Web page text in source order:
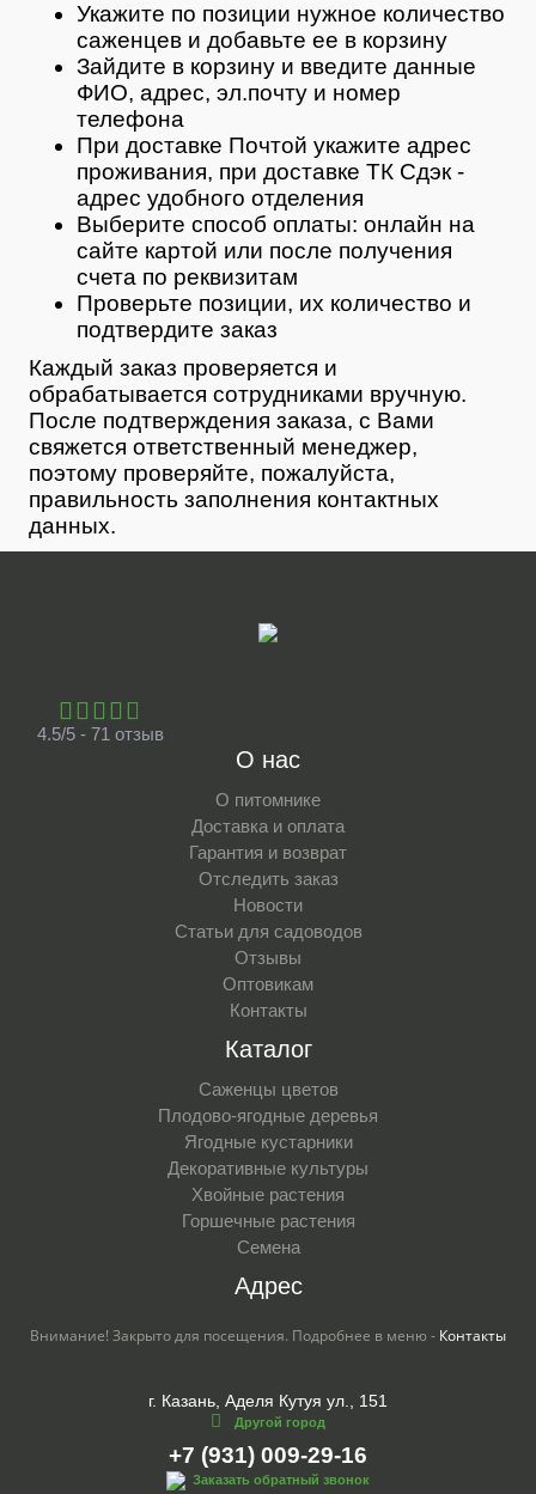
Укажите по позиции нужное количество
саженцев и добавьте ее в корзину
Зайдите в корзину и введите данные
ФИО, адрес, эл.почту и номер
телефона
При доставке Почтой укажите адрес
проживания, при доставке ТК Сдэк -
адрес удобного отделения
Выберите способ оплаты: онлайн на
сайте картой или после получения
счета по реквизитам
Проверьте позиции, их количество и
подтвердите заказ
Каждый заказ проверяется и
обрабатывается сотрудниками вручную.
После подтверждения заказа, с Вами
свяжется ответственный менеджер,
поэтому проверяйте, пожалуйста,
правильность заполнения контактных
данных.
4.5/5 - 71 отзыв
О нас
О питомнике
Доставка и оплата
Гарантия и возврат
Отследить заказ
Новости
Статьи для садоводов
Отзывы
Оптовикам
Контакты
Каталог
Саженцы цветов
Плодово-ягодные деревья
Ягодные кустарники
Декоративные культуры
Хвойные растения
Горшечные растения
Семена
Адрес
Внимание! Закрыто для посещения. Подробнее в меню - Контакты
г. Казань, Аделя Кутуя ул., 151
Другой город
+7 (931) 009-29-16
Заказать обратный звонок